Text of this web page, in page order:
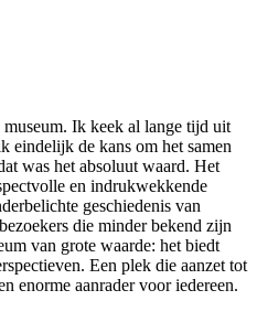
Ik keek al lange tijd uit
eindelijk de kans om het samen
was het absoluut waard. Het
en indrukwekkende
geschiedenis van
die minder bekend zijn
van grote waarde: het biedt
Een plek die aanzet tot
enorme aanrader voor iedereen.